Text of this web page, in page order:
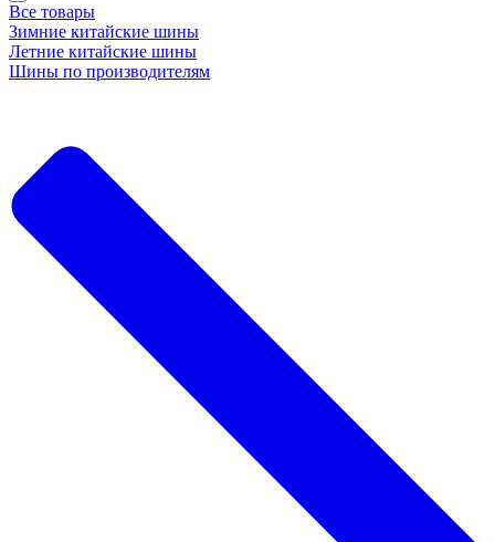
Все товары
Зимние китайские шины
Летние китайские шины
Шины по производителям